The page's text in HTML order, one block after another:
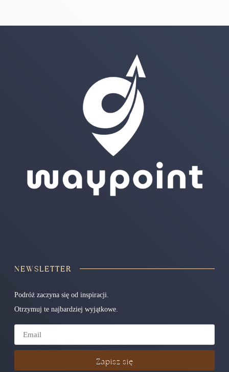
NEWSLETTER
Podróż zaczyna się od inspiracji.
Otrzymuj te najbardziej wyjątkowe.
Zapisz się